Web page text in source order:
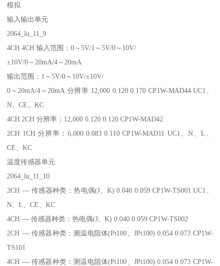
模拟
输入输出单元
2064_lu_11_9
4CH 4CH 输入范围：0～5V/1～5V/0～10V/
±10V/0～20mA/4～20mA
输出范围：1～5V/0～10V/±10V/
0～20mA/4～20mA 分辨率 12,000 0.120 0.170 CP1W-MAD44 UC1、
N、CE、KC
4CH 2CH 分辨率：12,000 0.120 0.120 CP1W-MAD42
2CH 1CH 分辨率：6,000 0.083 0.110 CP1W-MAD11 UC1、N、L、
CE、KC
温度传感器单元
2064_lu_11_10
2CH --- 传感器种类：热电偶(J、K) 0.040 0.059 CP1W-TS001 UC1、
N、L、CE、KC
4CH --- 传感器种类：热电偶(J、K) 0.040 0.059 CP1W-TS002
2CH --- 传感器种类：测温电阻体(Pt100、JPt100) 0.054 0.073 CP1W-
TS101
4CH --- 传感器种类：测温电阻体(Pt100、JPt100) 0.054 0.073 CP1W-